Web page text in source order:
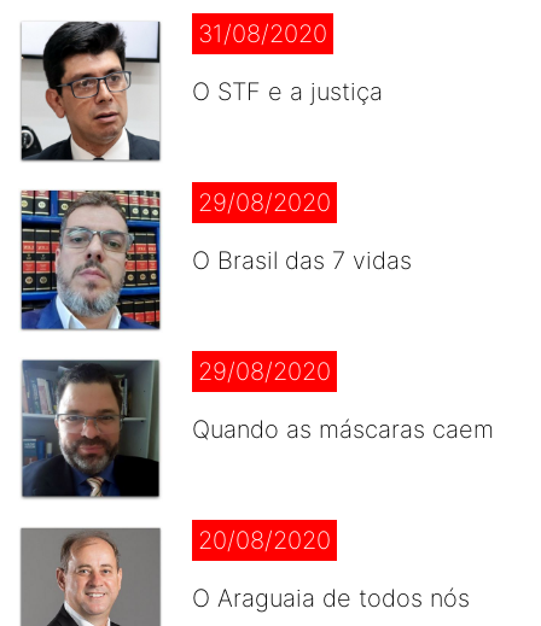
31/08/2020
O STF e a justiça
29/08/2020
O Brasil das 7 vidas
29/08/2020
Quando as máscaras caem
20/08/2020
O Araguaia de todos nós